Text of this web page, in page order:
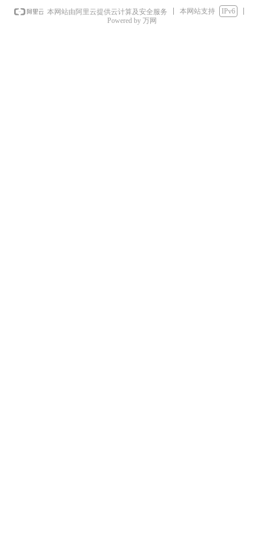
本网站由阿里云提供云计算及安全服务 本网站支持
IPv6
Powered by 万网